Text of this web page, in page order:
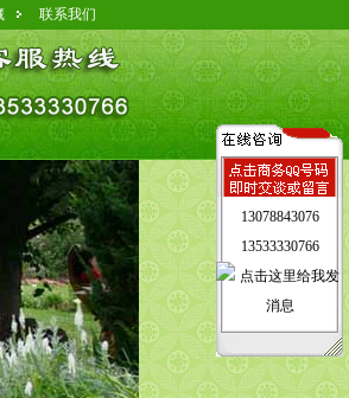
13078843076
13533330766
联系我们